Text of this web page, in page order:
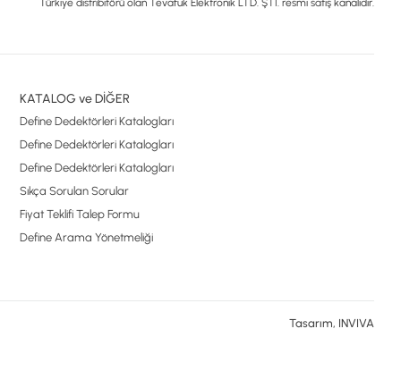
KATALOG ve DİĞER
Define Dedektörleri Katalogları
Define Dedektörleri Katalogları
Define Dedektörleri Katalogları
Sıkça Sorulan Sorular
Fiyat Teklifi Talep Formu
Define Arama Yönetmeliği
Tasarım, INVIVA